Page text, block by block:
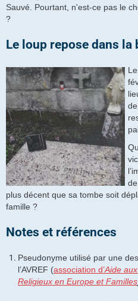
Sauvé. Pourtant, n'est-ce pas le
?
Le loup repose dans la
plus décent que sa tombe soit
famille ?
Notes et références
Pseudonyme utilisé par une
l’AVREF (association d’Aide
Religieux en Europe et Familles